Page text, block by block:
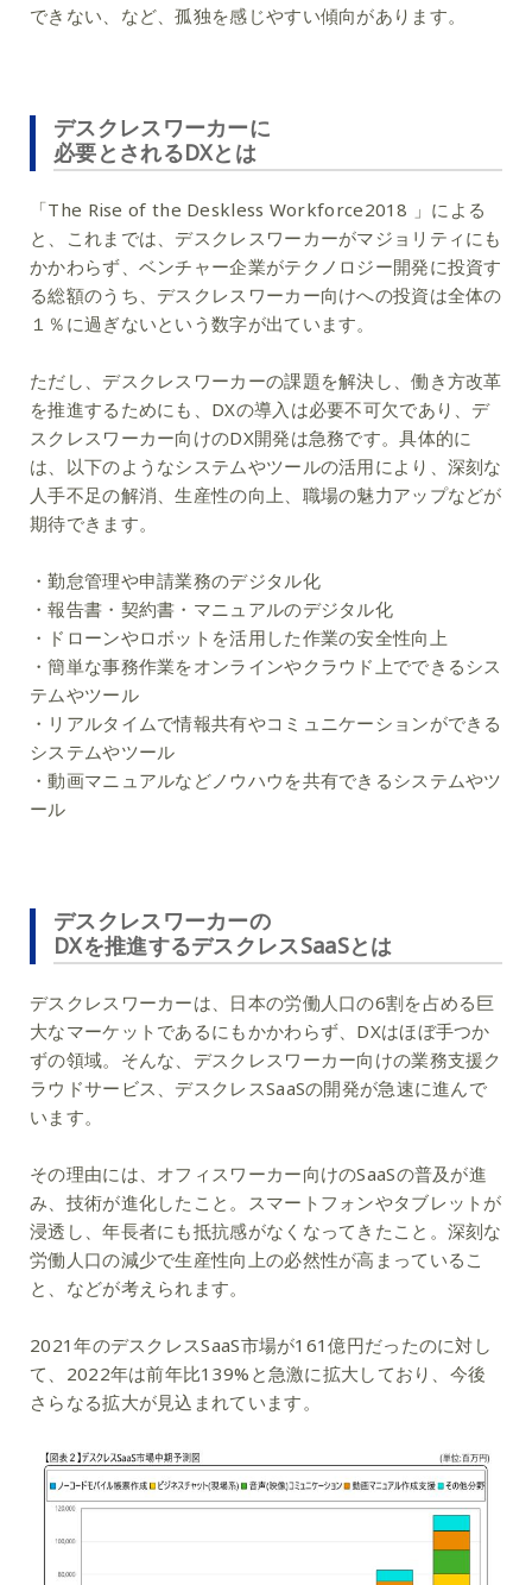
できない、など、孤独を感じやすい傾向があります。
デスクレスワーカーに
必要とされるDXとは
「The Rise of the Deskless Workforce2018 」による
と、これまでは、デスクレスワーカーがマジョリティにも
かかわらず、ベンチャー企業がテクノロジー開発に投資す
る総額のうち、デスクレスワーカー向けへの投資は全体の
１％に過ぎないという数字が出ています。
ただし、デスクレスワーカーの課題を解決し、働き方改革
を推進するためにも、DXの導入は必要不可欠であり、デ
スクレスワーカー向けのDX開発は急務です。具体的に
は、以下のようなシステムやツールの活用により、深刻な
人手不足の解消、生産性の向上、職場の魅力アップなどが
期待できます。
・勤怠管理や申請業務のデジタル化
・報告書・契約書・マニュアルのデジタル化
・ドローンやロボットを活用した作業の安全性向上
・簡単な事務作業をオンラインやクラウド上でできるシス
テムやツール
・リアルタイムで情報共有やコミュニケーションができる
システムやツール
・動画マニュアルなどノウハウを共有できるシステムやツ
ール
デスクレスワーカーの
DXを推進するデスクレスSaaSとは
デスクレスワーカーは、日本の労働人口の6割を占める巨
大なマーケットであるにもかかわらず、DXはほぼ手つか
ずの領域。そんな、デスクレスワーカー向けの業務支援ク
ラウドサービス、デスクレスSaaSの開発が急速に進んで
います。
その理由には、オフィスワーカー向けのSaaSの普及が進
み、技術が進化したこと。スマートフォンやタブレットが
浸透し、年長者にも抵抗感がなくなってきたこと。深刻な
労働人口の減少で生産性向上の必然性が高まっているこ
と、などが考えられます。
2021年のデスクレスSaaS市場が161億円だったのに対し
て、2022年は前年比139%と急激に拡大しており、今後
さらなる拡大が見込まれています。